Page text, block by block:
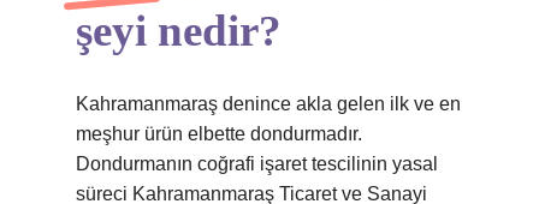
şeyi nedir?
Kahramanmaraş denince akla gelen ilk ve en
meşhur ürün elbette dondurmadır.
Dondurmanın coğrafi işaret tescilinin yasal
süreci Kahramanmaraş Ticaret ve Sanayi